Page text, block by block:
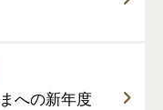
への新年度